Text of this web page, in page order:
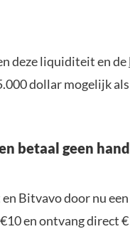
deze liquiditeit en de
dollar mogelijk
betaal geen
Bitvavo door nu
en ontvang direct